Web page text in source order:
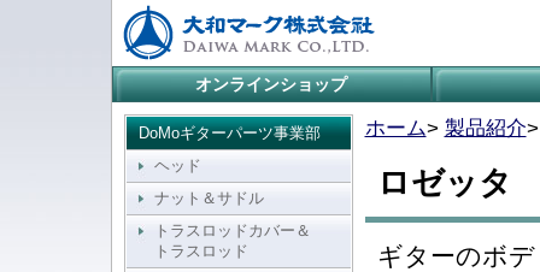
オンラインショップ
DoMoギターパーツ事業部
ヘッド
ナット＆サドル
トラスロッドカバー＆
トラスロッド
ホーム> 製品紹介
ロゼッタ
ギターのボ